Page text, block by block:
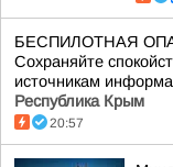
БЕСПИЛОТНАЯ
Сохраняйте
источникам
Республика Крым
20:57